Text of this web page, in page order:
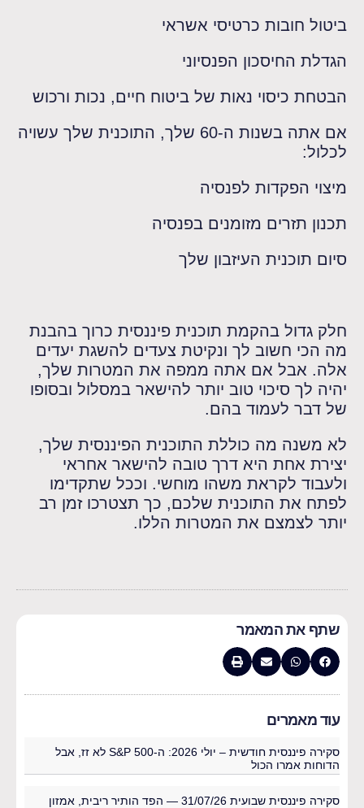
ביטול חובות כרטיסי אשראי
הגדלת החיסכון הפנסיוני
הבטחת כיסוי נאות של ביטוח חיים, נכות ורכוש
אם אתה בשנות ה-60 שלך, התוכנית שלך עשויה
לכלול:
מיצוי הפקדות לפנסיה
תכנון תזרים מזומנים בפנסיה
סיום תוכנית העיזבון שלך
חלק גדול בהקמת תוכנית פיננסית כרוך בהבנת
מה הכי חשוב לך ונקיטת צעדים להשגת יעדים
אלה. אבל אם אתה ממפה את המטרות שלך,
יהיה לך סיכוי טוב יותר להישאר במסלול ובסופו
של דבר לעמוד בהם.
לא משנה מה כוללת התוכנית הפיננסית שלך,
יצירת אחת היא דרך טובה להישאר אחראי
ולעבוד לקראת משהו מוחשי. וככל שתקדימו
לפתח את התוכנית שלכם, כך תצטרכו זמן רב
יותר לצמצם את המטרות הללו.
שתף את המאמר
עוד מאמרים
סקירה פיננסית חודשית – יולי 2026: ה-S&P 500 לא זז, אבל
הדוחות אמרו הכול
סקירה פיננסית שבועית 31/07/26 — הפד הותיר ריבית, אמזון